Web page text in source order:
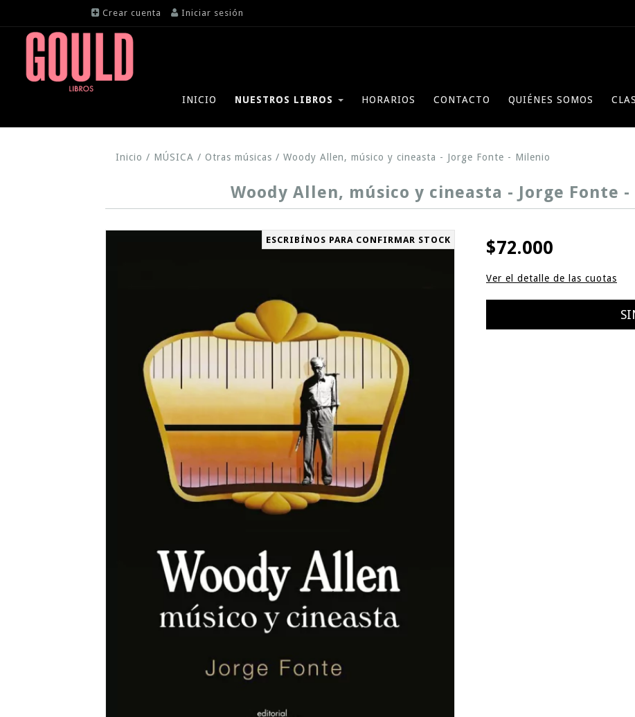
Crear cuenta Iniciar sesión
INICIO NUESTROS LIBROS HORARIOS CONTACTO QUIÉNES SOMOS
Inicio / MÚSICA / Otras músicas / Woody Allen, músico y cineasta - Jorge Fonte - Milenio
Woody Allen, músico y cineasta - Jorge Fonte
ESCRIBÍNOS PARA CONFIRMAR STOCK $72.000
Ver el detalle de las cuotas